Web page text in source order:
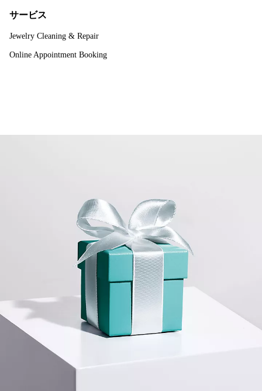
サービス
Jewelry Cleaning & Repair
Online Appointment Booking